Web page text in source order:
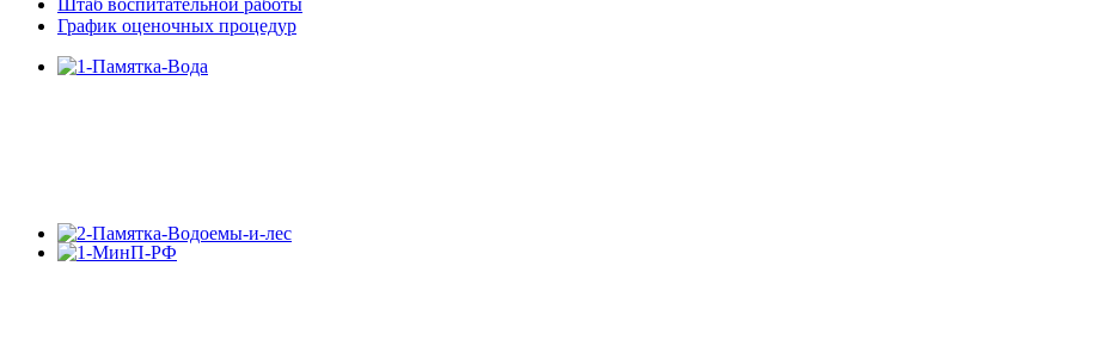
Штаб воспитательной работы
График оценочных процедур